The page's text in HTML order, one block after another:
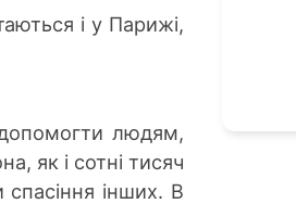
і у Парижі,
допомогти людям,
як і сотні тисяч
інших. В